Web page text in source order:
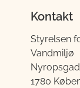
Kontakt
Styrelsen
Vandmiljø
1780